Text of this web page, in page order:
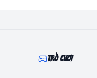
TRÒ CHƠI